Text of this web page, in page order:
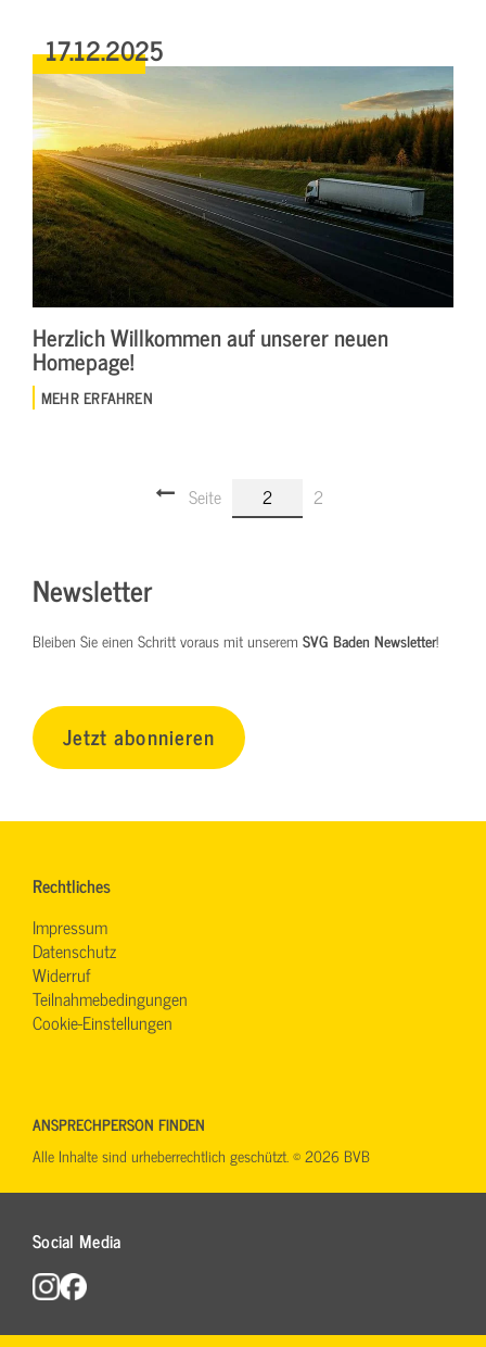
17.12.2025
Herzlich Willkommen auf unserer neuen
Homepage!
MEHR ERFAHREN
Seite 2 2
Newsletter
Bleiben Sie einen Schritt voraus mit unserem SVG Baden Newsletter!
Jetzt abonnieren
Rechtliches
Impressum
Datenschutz
Widerruf
Teilnahmebedingungen
Cookie-Einstellungen
Social Media
ANSPRECHPERSON FINDEN
Alle Inhalte sind urheberrechtlich geschützt. © 2026 BVB